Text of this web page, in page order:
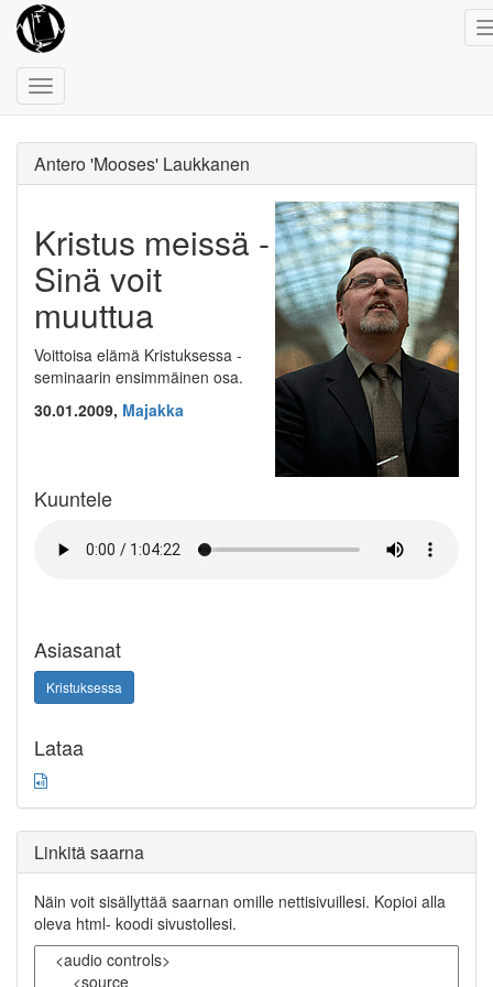
Toggle
navigation
Antero 'Mooses' Laukkanen
Kristus meissä -
Sinä voit
muuttua
Voittoisa elämä Kristuksessa -
seminaarin ensimmäinen osa.
30.01.2009, Majakka
Kuuntele
Asiasanat
Kristuksessa
Lataa
Linkitä saarna
Näin voit sisällyttää saarnan omille nettisivuillesi. Kopioi alla
oleva html- koodi sivustollesi.